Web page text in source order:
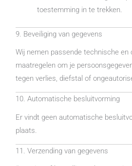
toestemming in te trekken.
9. Beveiliging van gegevens
Wij nemen passende technische en
maatregelen om je
tegen verlies, diefstal of
10. Automatische besluitvorming
Er vindt geen automatische
plaats.
11. Verzending van gegevens